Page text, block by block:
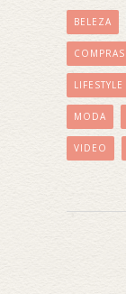
BELEZA
COMPRAS
LIFESTYLE
MODA
VIDEO